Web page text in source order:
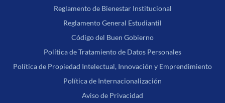
Reglamento de Bienestar Institucional
Reglamento General Estudiantil
Código del Buen Gobierno
Política de Tratamiento de Datos Personales
Política de Propiedad Intelectual, Innovación y Emprendimiento
Política de Internacionalización
Aviso de Privacidad